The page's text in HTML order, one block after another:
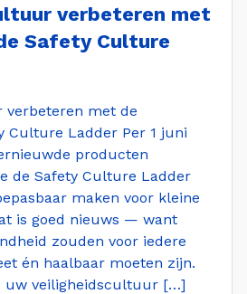
verbeteren met
Safety Culture
verbeteren met de
Culture Ladder Per 1 juni
producten
de Safety Culture Ladder
maken voor kleine
is goed nieuws — want
zouden voor iedere
én haalbaar moeten zijn.
uw veiligheidscultuur […]